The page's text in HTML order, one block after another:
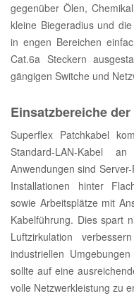
gegenüber Ölen,
kleine Biegeradius und
in engen Bereichen
Cat.6a Steckern
gängigen Switche und
Einsatzbereiche
Superflex Patchkabel
Standard-LAN-Kabel
Anwendungen sind
Installationen hinter
sowie Arbeitsplätze mit
Kabelführung. Dies spart
Luftzirkulation
industriellen
sollte auf eine
volle Netzwerkleistung zu